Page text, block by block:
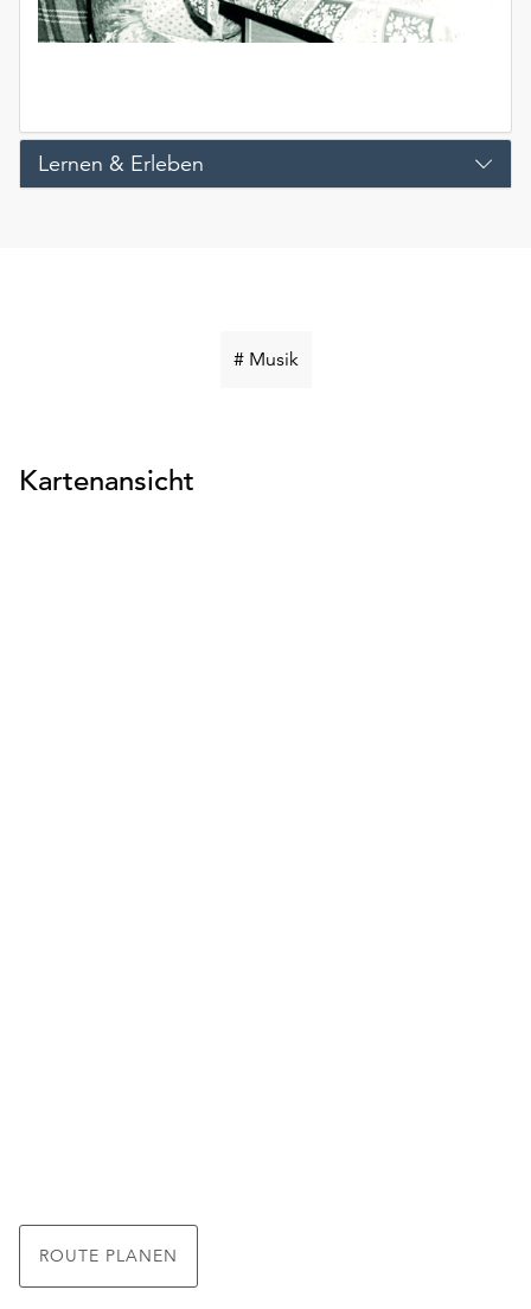
Lernen & Erleben
# MusikSchlüsselwort
Kartenansicht
ROUTE PLANEN